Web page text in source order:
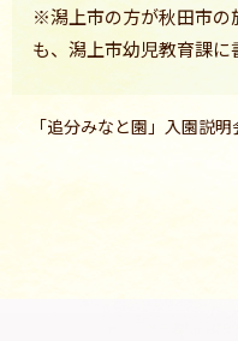
※潟上市の方が秋田市の
も、潟上市幼児教育課に
「追分みなと園」入園説